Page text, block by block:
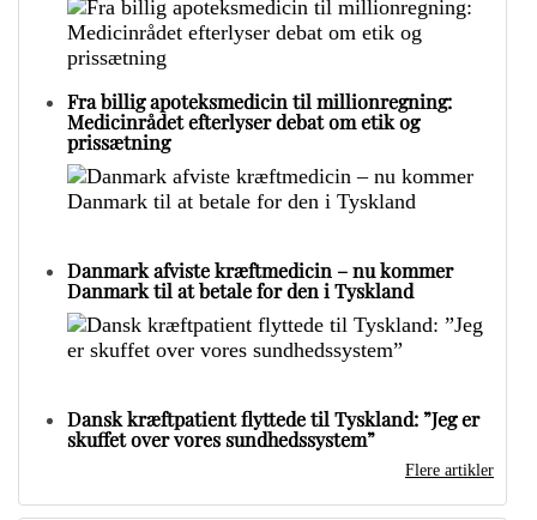
Fra billig apoteksmedicin til millionregning:
Medicinrådet efterlyser debat om etik og
prissætning
Danmark afviste kræftmedicin – nu kommer
Danmark til at betale for den i Tyskland
Dansk kræftpatient flyttede til Tyskland: ”Jeg er
skuffet over vores sundhedssystem”
Flere artikler